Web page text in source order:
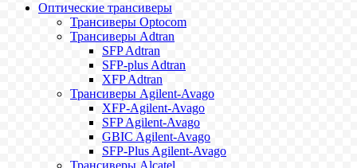
Оптические трансиверы
Трансиверы Optocom
Трансиверы Adtran
SFP Adtran
SFP-plus Adtran
XFP Adtran
Трансиверы Agilent-Avago
XFP-Agilent-Avago
SFP Agilent-Avago
GBIC Agilent-Avago
SFP-Plus Agilent-Avago
Трансиверы Alcatel